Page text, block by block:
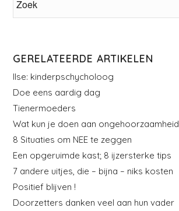
GERELATEERDE ARTIKELEN
Ilse: kinderpschycholoog
Doe eens aardig dag
Tienermoeders
Wat kun je doen aan ongehoorzaamheid
8 Situaties om NEE te zeggen
Een opgeruimde kast; 8 ijzersterke tips
7 andere uitjes, die – bijna – niks kosten
Positief blijven !
Doorzetters danken veel aan hun vader